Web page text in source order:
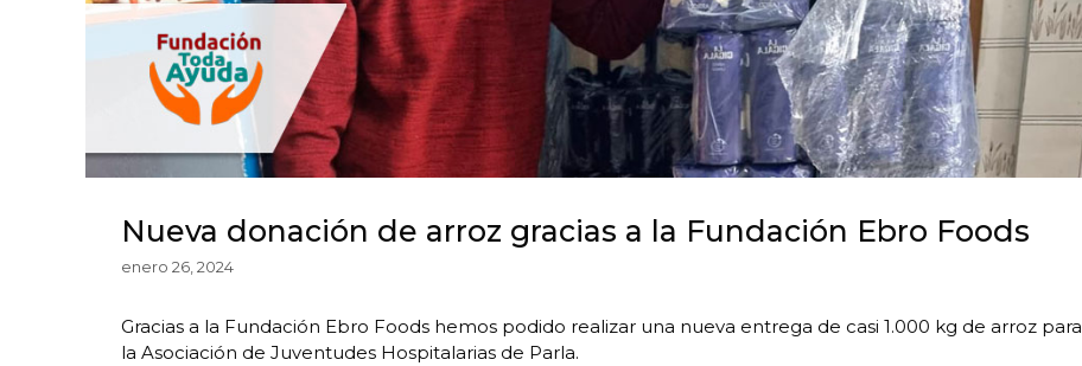
Nueva donación de arroz gracias a la Fundación Ebro Foods
enero 26, 2024
Gracias a la Fundación Ebro Foods hemos podido realizar una nueva entrega de casi 1.000 kg de arroz para
la Asociación de Juventudes Hospitalarias de Parla.